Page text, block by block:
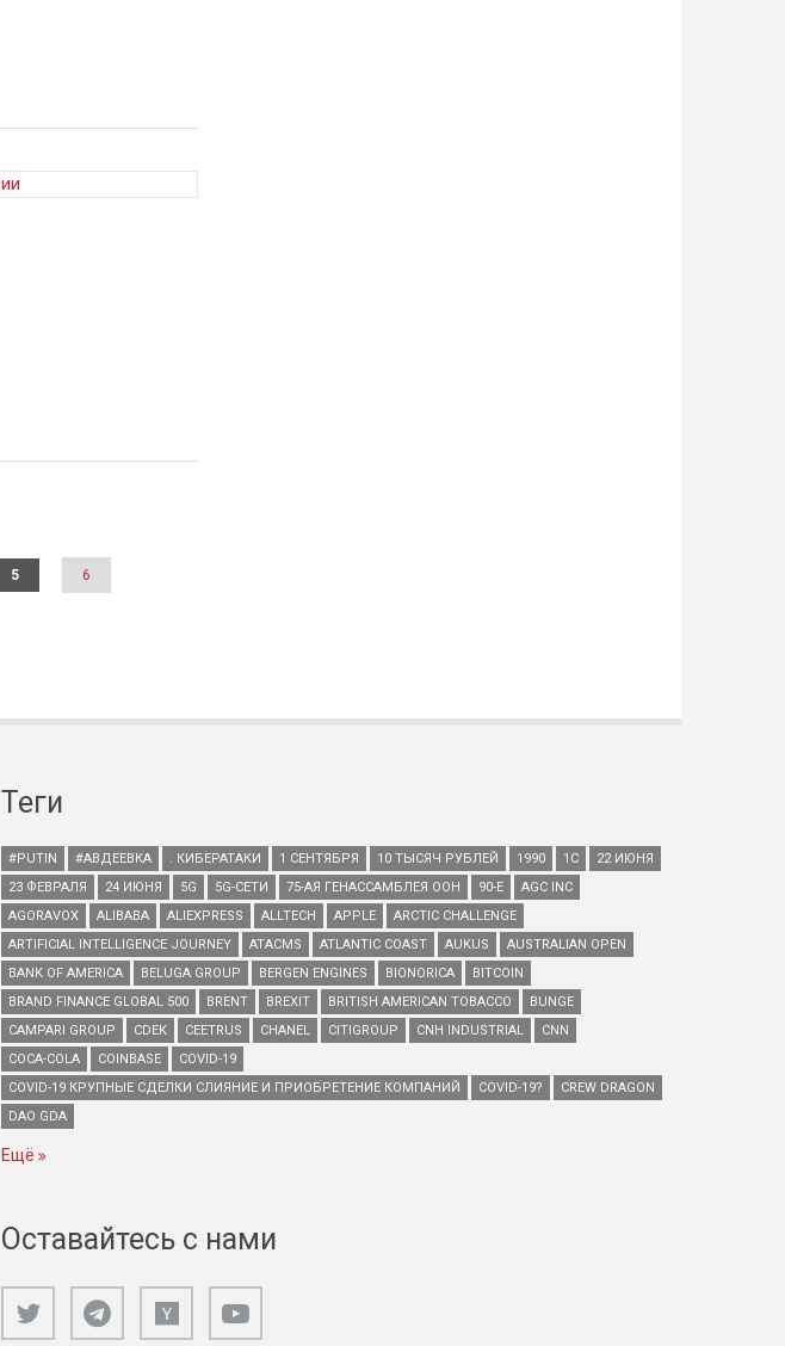
5 6
Теги
#PUTIN #АВДЕЕВКА . КИБЕРАТАКИ 1 СЕНТЯБРЯ 10 ТЫСЯЧ РУБЛЕЙ 1990 1С
22 ИЮНЯ
23 ФЕВРАЛЯ
24 ИЮНЯ 5G 5G-СЕТИ 75-АЯ ГЕНАССАМБЛЕЯ ООН 90-Е
AGC INC
AGORAVOX
ALIBABA ALIEXPRESS ALLTECH APPLE
ARCTIC CHALLENGE
ARTIFICIAL INTELLIGENCE JOURNEY
ATACMS ATLANTIC COAST AUKUS
AUSTRALIAN OPEN
BANK OF AMERICA
BELUGA GROUP BERGEN ENGINES BIONORICA
BITCOIN
BRAND FINANCE GLOBAL 500
BRENT BREXIT BRITISH AMERICAN TOBACCO
BUNGE
CAMPARI GROUP
CDEK CEETRUS CHANEL CITIGROUP CNH INDUSTRIAL
CNN
COCA-COLA
COINBASE
COVID-19
COVID-19 КРУПНЫЕ СДЕЛКИ СЛИЯНИЕ И ПРИОБРЕТЕНИЕ КОМПАНИЙ
COVID-19?
CREW DRAGON
DAO GDA
Ещё
Оставайтесь с нами